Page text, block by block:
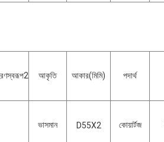
আকৃতি আকার(মিমি) পদার্থ
ভাসমান D55X2 কোয়ার্টজ